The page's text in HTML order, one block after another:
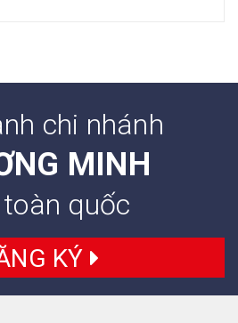
chi nhánh
MINH
quốc
KÝ